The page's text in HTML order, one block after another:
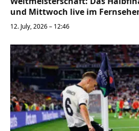
und Mittwoch live im
12. July, 2026 – 12:46